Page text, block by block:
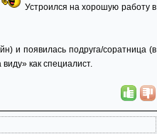
Устроился на хорошую работу в
и появилась подруга/соратница (в
как специалист.